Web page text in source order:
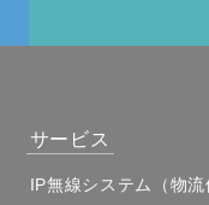
サービス
IP無線システム（物流